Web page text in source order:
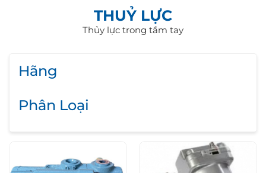
THUỶ LỰC
Thủy lực trong tầm tay
Hãng
Phân Loại